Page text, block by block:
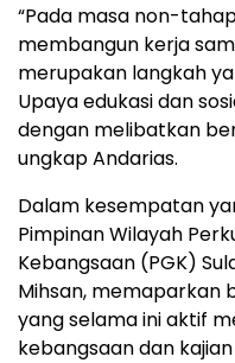
“Pada masa non-
membangun kerja
merupakan langkah
Upaya edukasi dan
dengan melibatkan
ungkap Andarias.
Dalam kesempatan
Pimpinan Wilayah
Kebangsaan (PGK)
Mihsan, memaparkan
yang selama ini aktif
kebangsaan dan